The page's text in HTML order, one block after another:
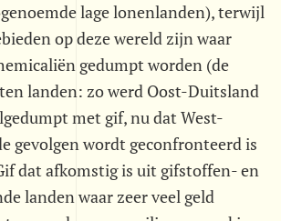
lage lonenlanden), terwijl
op deze wereld zijn waar
gedumpt worden (de
landen: zo werd Oost-Duitsland
met gif, nu dat West-
gevolgen wordt geconfronteerd is
dat afkomstig is uit gifstoffen- en
landen waar zeer veel geld